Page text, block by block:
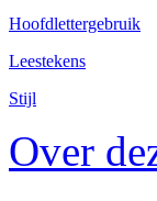
Hoofdlettergebruik
Leestekens
Stijl
Over